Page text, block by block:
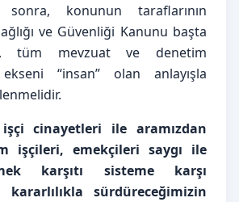
sonra, konunun taraflarının
ve Güvenliği Kanunu başta
tüm mevzuat ve denetim
ekseni “insan” olan anlayışla
cinayetleri ile aramızdan
işçileri, emekçileri saygı ile
karşıtı sisteme karşı
kararlılıkla sürdüreceğimizin